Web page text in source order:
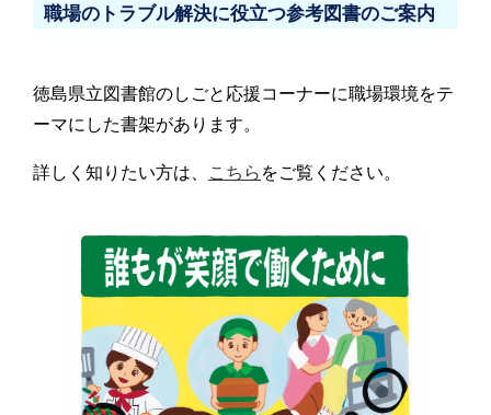
職場のトラブル解決に役立つ参考図書のご案内
徳島県立図書館のしごと応援コーナーに職場環境をテ
ーマにした書架があります。
詳しく知りたい方は、 こちら をご覧ください。